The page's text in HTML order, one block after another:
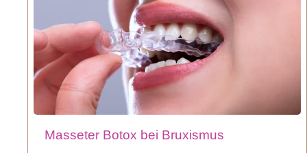
Masseter Botox bei Bruxismus